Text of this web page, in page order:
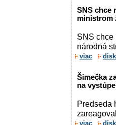
SNS chce
ministrom
SNS chce
národná
viac
Šimečka
na
Predseda
viac